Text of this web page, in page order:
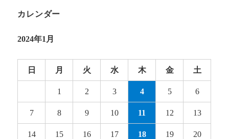
カレンダー
2024年1月
日 月 火 水 木 金 土
1 2 3 4 5 6
7 8 9 10 11 12 13
14 15 16 17 18 19 20